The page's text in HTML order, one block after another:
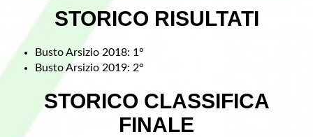
STORICO RISULTATI
Busto Arsizio 2018: 1°
Busto Arsizio 2019: 2°
STORICO CLASSIFICA
FINALE